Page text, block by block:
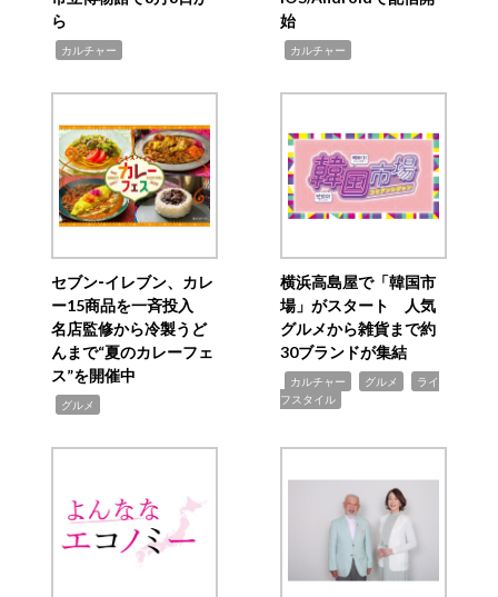
ら
カルチャー
始
カルチャー
セブン‐イレブン、カレ
ー15商品を一斉投入
名店監修から冷製うど
んまで“夏のカレーフェ
ス”を開催中
グルメ
横浜高島屋で「韓国市
場」がスタート 人気
グルメから雑貨まで約
30ブランドが集結
カルチャー グルメ
ライ
フスタイル